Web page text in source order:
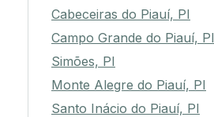
Cabeceiras do Piauí, PI
Campo Grande do Piauí, PI
Simões, PI
Monte Alegre do Piauí, PI
Santo Inácio do Piauí, PI